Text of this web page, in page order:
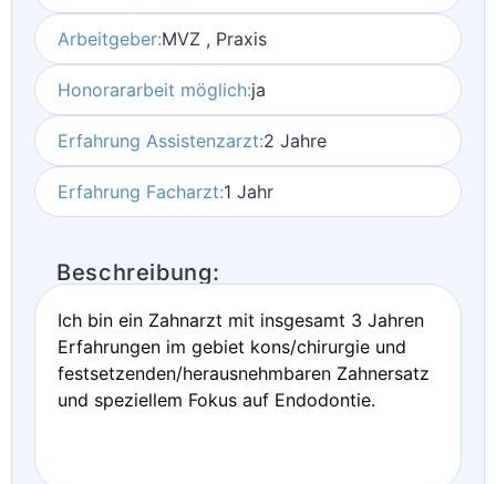
Arbeitgeber:MVZ , Praxis
Honorararbeit möglich:ja
Erfahrung Assistenzarzt:2 Jahre
Erfahrung Facharzt:1 Jahr
Beschreibung:
Ich bin ein Zahnarzt mit insgesamt 3 Jahren
Erfahrungen im gebiet kons/chirurgie und
festsetzenden/herausnehmbaren Zahnersatz
und speziellem Fokus auf Endodontie.